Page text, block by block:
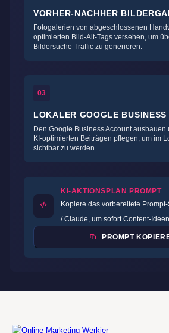
VORHER-NACHHER
Fotogalerien von abgeschlossenen
optimierten Bild-Alt-Tags versehen, um
Bildersuche Traffic zu generieren.
03
LOKALER GOOGLE BUSINESS
Den Google Business Account
KI-optimierten Beiträgen pflegen, um im
sichtbar zu werden.
KI-AKTIONSPLAN PROMPT
Kopiere das vorbereitete
/ Claude, um sofort Content-
PROMPT